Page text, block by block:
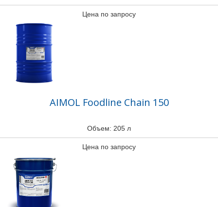
Цена по запросу
AIMOL Foodline Chain 150
Объем: 205 л
Цена по запросу